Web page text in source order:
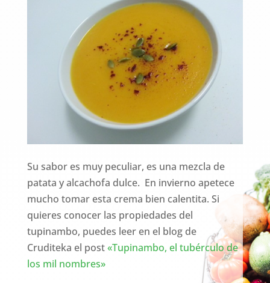
Su sabor es muy peculiar, es una mezcla de
patata y alcachofa dulce. En invierno apetece
mucho tomar esta crema bien calentita. Si
quieres conocer las propiedades del
tupinambo, puedes leer en el blog de
Cruditeka el post«Tupinambo, el tubérculo de
los mil nombres»